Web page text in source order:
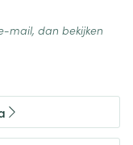
mail, dan bekijken